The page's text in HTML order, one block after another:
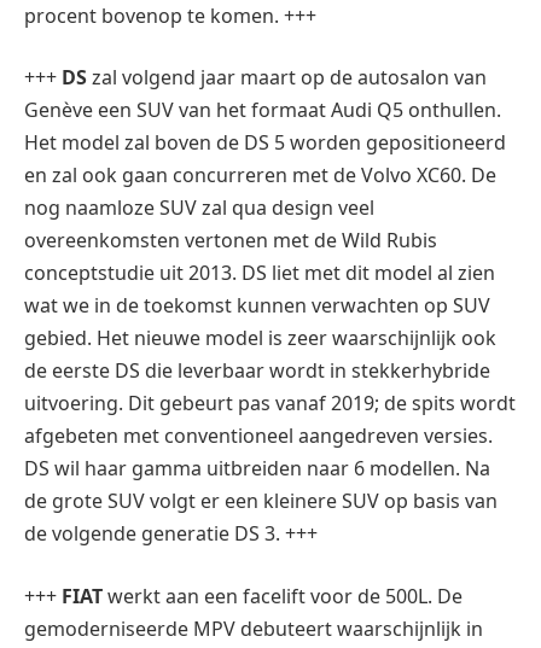
procent bovenop te komen. +++
+++ DSzal volgend jaar maart op de autosalon van
Genève een SUV van het formaat Audi Q5 onthullen.
Het model zal boven de DS 5 worden gepositioneerd
en zal ook gaan concurreren met de Volvo XC60. De
nog naamloze SUV zal qua design veel
overeenkomsten vertonen met de Wild Rubis
conceptstudie uit 2013. DS liet met dit model al zien
wat we in de toekomst kunnen verwachten op SUV
gebied. Het nieuwe model is zeer waarschijnlijk ook
de eerste DS die leverbaar wordt in stekkerhybride
uitvoering. Dit gebeurt pas vanaf 2019; de spits wordt
afgebeten met conventioneel aangedreven versies.
DS wil haar gamma uitbreiden naar 6 modellen. Na
de grote SUV volgt er een kleinere SUV op basis van
de volgende generatie DS 3. +++
+++ FIATwerkt aan een facelift voor de 500L. De
gemoderniseerde MPV debuteert waarschijnlijk in